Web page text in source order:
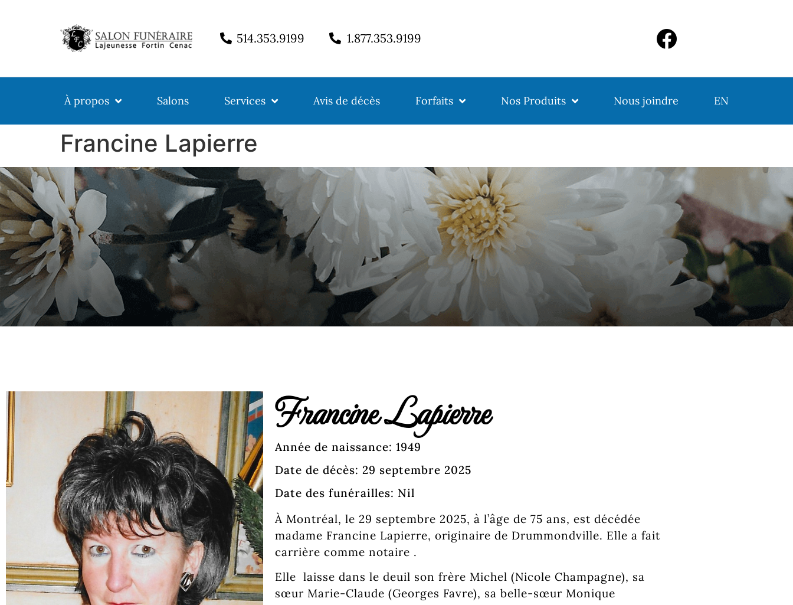
514.353.9199 1.877.353.9199
À propos Salons Services Avis de décès Forfaits Nos Produits Nous joindre EN
Francine Lapierre
Francine Lapierre
Année de naissance: 1949
Date de décès: 29 septembre 2025
Date des funérailles: Nil
À Montréal, le 29 septembre 2025, à l’âge de 75 ans, est décédée
madame Francine Lapierre, originaire de Drummondville. Elle a fait
carrière comme notaire .
Elle laisse dans le deuil son frère Michel (Nicole Champagne), sa
sœur Marie-Claude (Georges Favre), sa belle-sœur Monique